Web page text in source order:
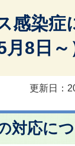
感染症
8日～
更新日：
対応に